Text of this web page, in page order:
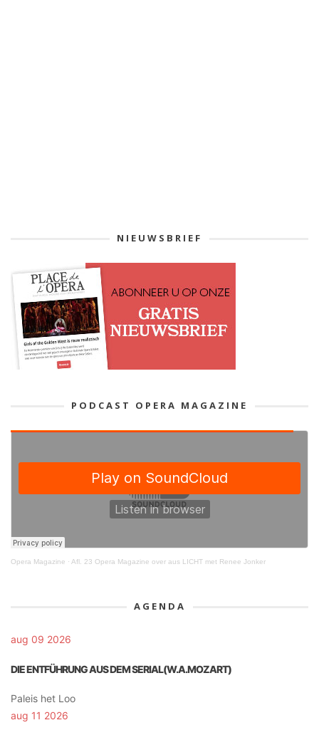
NIEUWSBRIEF
PODCAST OPERA MAGAZINE
Opera Magazine · Afl. 23 Opera Magazine over aus LICHT met Renee Jonker
AGENDA
aug 09 2026
DIE ENTFÜHRUNG AUS DEM SERIAL(W.A.MOZART)
Paleis het Loo
aug 11 2026